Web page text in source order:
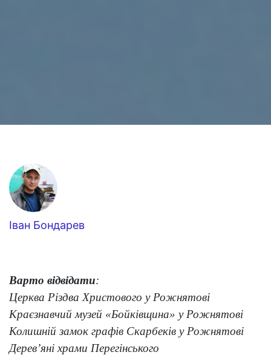
Іван Бондарев
Варто відвідати:
Церква Різдва Христового у Рожнятові
Краєзнавчий музей «Бойківщина» у Рожнятові
Колишній замок графів Скарбеків у Рожнятові
Дерев’яні храми Перегінського